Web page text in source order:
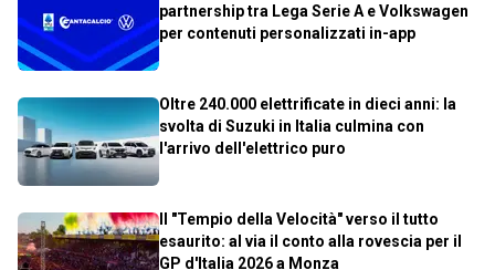
partnership tra Lega Serie A e Volkswagen
per contenuti personalizzati in-app
Oltre 240.000 elettrificate in dieci anni: la
svolta di Suzuki in Italia culmina con
l'arrivo dell'elettrico puro
Il "Tempio della Velocità" verso il tutto
esaurito: al via il conto alla rovescia per il
GP d'Italia 2026 a Monza